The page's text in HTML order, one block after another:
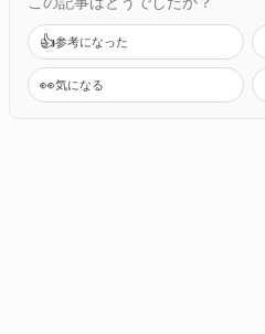
👍参考になった
👀気になる